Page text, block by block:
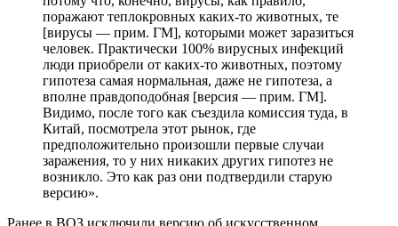
поражают теплокровных каких-то животных, те
[вирусы — прим. ГМ], которыми может заразиться
человек. Практически 100% вирусных инфекций
люди приобрели от каких-то животных, поэтому
гипотеза самая нормальная, даже не гипотеза, а
вполне правдоподобная [версия — прим. ГМ].
Видимо, после того как съездила комиссия туда, в
Китай, посмотрела этот рынок, где
предположительно произошли первые случаи
заражения, то у них никаких других гипотез не
возникло. Это как раз они подтвердили старую
версию».
Ранее в ВОЗ исключили версию об искусственном